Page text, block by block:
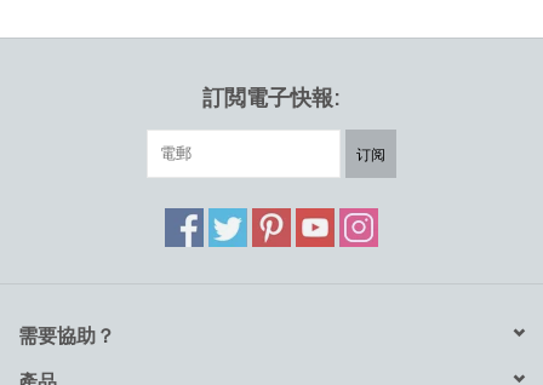
訂閲電子快報:
订阅
需要協助？